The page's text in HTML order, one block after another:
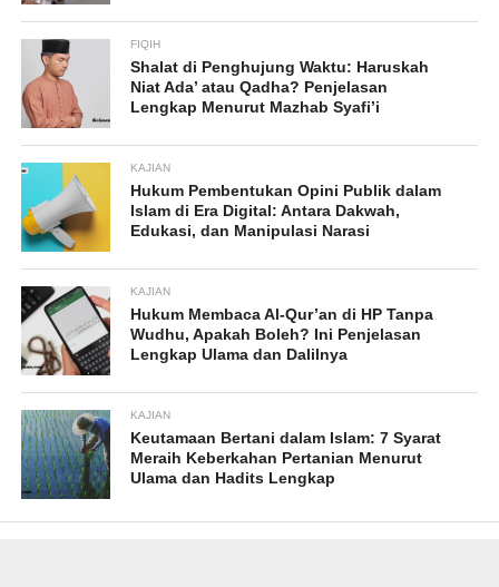
FIQIH
Shalat di Penghujung Waktu: Haruskah
Niat Ada’ atau Qadha? Penjelasan
Lengkap Menurut Mazhab Syafi’i
KAJIAN
Hukum Pembentukan Opini Publik dalam
Islam di Era Digital: Antara Dakwah,
Edukasi, dan Manipulasi Narasi
KAJIAN
Hukum Membaca Al-Qur’an di HP Tanpa
Wudhu, Apakah Boleh? Ini Penjelasan
Lengkap Ulama dan Dalilnya
KAJIAN
Keutamaan Bertani dalam Islam: 7 Syarat
Meraih Keberkahan Pertanian Menurut
Ulama dan Hadits Lengkap